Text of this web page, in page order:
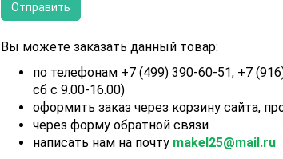
Вы можете заказать данный товар:
по телефонам +7 (499) 390-60-51, +7
сб с 9.00-16.00)
оформить заказ через корзину сайта,
через форму обратной связи
написать нам на почту makel25@mail.ru